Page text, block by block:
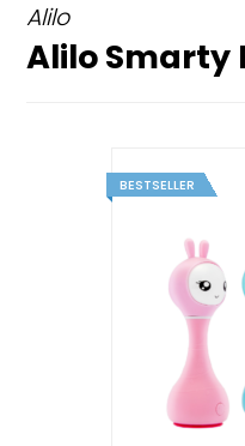
Alilo
Alilo Smarty